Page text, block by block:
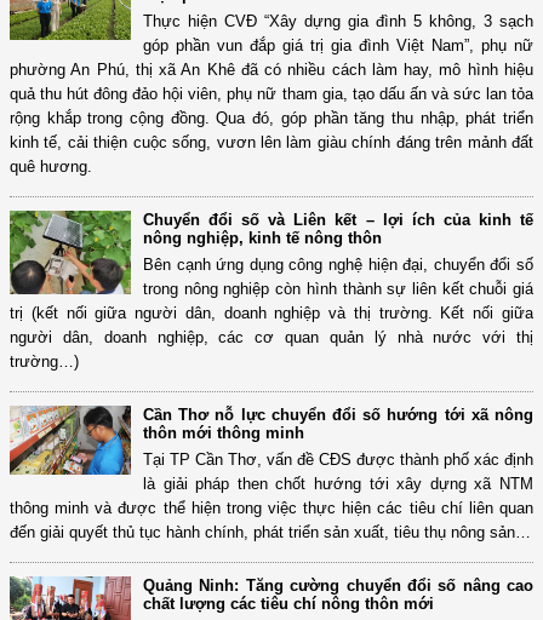
Thực hiện CVĐ “Xây dựng gia đình 5 không, 3 sạch
góp phần vun đắp giá trị gia đình Việt Nam”, phụ nữ
phường An Phú, thị xã An Khê đã có nhiều cách làm hay, mô hình hiệu
quả thu hút đông đảo hội viên, phụ nữ tham gia, tạo dấu ấn và sức lan tỏa
rộng khắp trong cộng đồng. Qua đó, góp phần tăng thu nhập, phát triển
kinh tế, cải thiện cuộc sống, vươn lên làm giàu chính đáng trên mảnh đất
quê hương.
Chuyển đổi số và Liên kết – lợi ích của kinh tế
nông nghiệp, kinh tế nông thôn
Bên cạnh ứng dụng công nghệ hiện đại, chuyển đổi số
trong nông nghiệp còn hình thành sự liên kết chuỗi giá
trị (kết nối giữa người dân, doanh nghiệp và thị trường. Kết nối giữa
người dân, doanh nghiệp, các cơ quan quản lý nhà nước với thị
trường…)
Cần Thơ nỗ lực chuyển đổi số hướng tới xã nông
thôn mới thông minh
Tại TP Cần Thơ, vấn đề CĐS được thành phố xác định
là giải pháp then chốt hướng tới xây dựng xã NTM
thông minh và được thể hiện trong việc thực hiện các tiêu chí liên quan
đến giải quyết thủ tục hành chính, phát triển sản xuất, tiêu thụ nông sản…
Quảng Ninh: Tăng cường chuyển đổi số nâng cao
chất lượng các tiêu chí nông thôn mới